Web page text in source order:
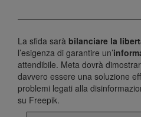
La sfida sarà bilanciare la
l’esigenza di garantire un’
attendibile. Meta dovrà
davvero essere una soluzione
problemi legati alla
su Freepik.